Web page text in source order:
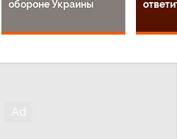
обороне Украины